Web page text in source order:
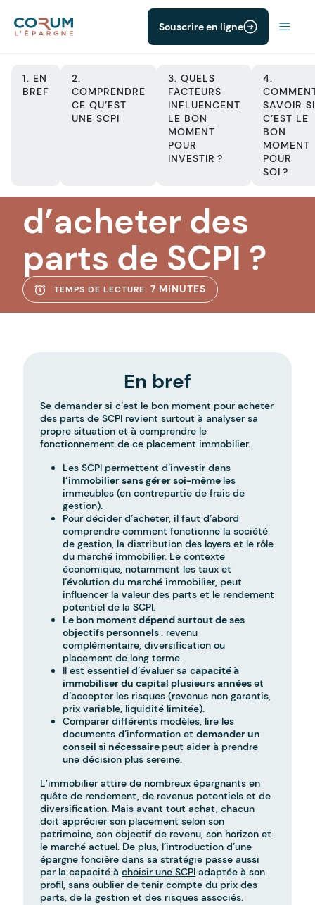
Souscrire en ligne
1. EN
BREF
2.
COMPRENDRE
CE QU’EST
UNE SCPI
3. QUELS
FACTEURS
INFLUENCENT
LE BON
MOMENT
POUR
INVESTIR ?
4.
SAVOIR SI
C’EST LE
BON
MOMENT
POUR
SOI ?
moment
d’acheter des
parts de SCPI ?
TEMPS DE LECTURE: 7 MINUTES
En bref
Se demander si c’est le bon moment pour acheter
des parts de SCPI revient surtout à analyser sa
propre situation et à comprendre le
fonctionnement de ce placement immobilier.
Les SCPI permettent d’investir dans
l’immobilier sans gérer soi-même les
immeubles (en contrepartie de frais de
gestion).
Pour décider d’acheter, il faut d’abord
comprendre comment fonctionne la société
de gestion, la distribution des loyers et le rôle
du marché immobilier. Le contexte
économique, notamment les taux et
l’évolution du marché immobilier, peut
influencer la valeur des parts et le rendement
potentiel de la SCPI.
Le bon moment dépend surtout de ses
objectifs personnels: revenu
complémentaire, diversification ou
placement de long terme.
Il est essentiel d’évaluer sacapacité à
immobiliser du capital plusieurs annéeset
d’accepter les risques (revenus non garantis,
prix variable, liquidité limitée).
Comparer différents modèles, lire les
documents d’information etdemander un
conseil si nécessaire peut aider à prendre
une décision plus sereine.
L’immobilier attire de nombreux épargnants en
quête de rendement, de revenus potentiels et de
diversification. Mais avant tout achat, chacun
doit apprécier son placement selon son
patrimoine, son objectif de revenu, son horizon et
le marché actuel. De plus, l’introduction d’une
épargne foncière dans sa stratégie passe aussi
par la capacité àchoisir une SCPI adaptée à son
profil, sans oublier de tenir compte du prix des
parts, de la gestion et des risques associés.